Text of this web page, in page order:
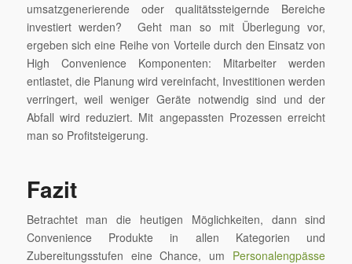
umsatzgenerierende oder qualitätssteigernde Bereiche
investiert werden? Geht man so mit Überlegung vor,
ergeben sich eine Reihe von Vorteile durch den Einsatz von
High Convenience Komponenten: Mitarbeiter werden
entlastet, die Planung wird vereinfacht, Investitionen werden
verringert, weil weniger Geräte notwendig sind und der
Abfall wird reduziert. Mit angepassten Prozessen erreicht
man so Profitsteigerung.
Fazit
Betrachtet man die heutigen Möglichkeiten, dann sind
Convenience Produkte in allen Kategorien und
Zubereitungsstufen eine Chance, um Personalengpässe